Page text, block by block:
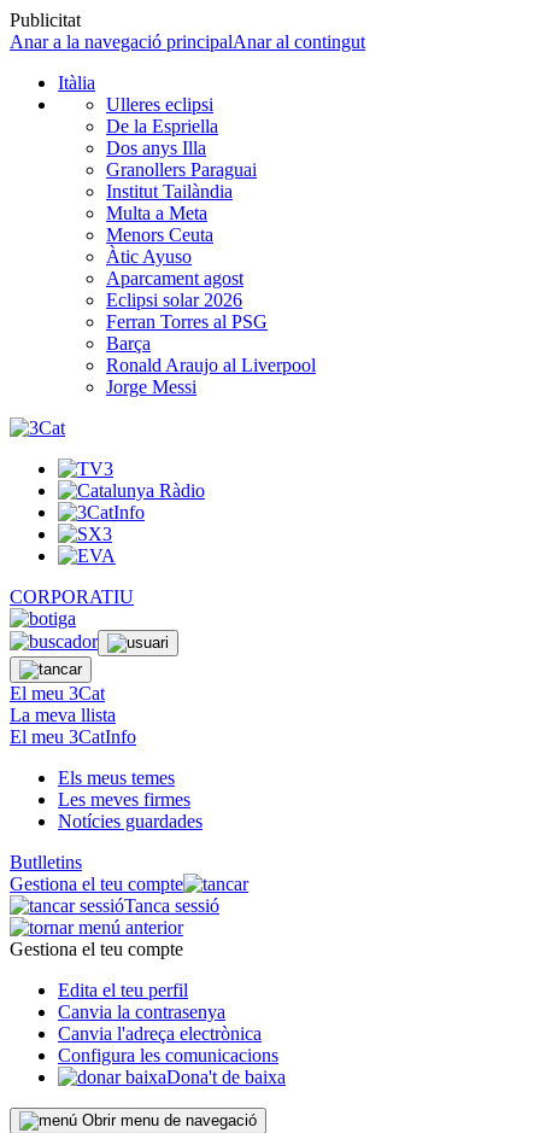
Publicitat
Anar a la navegació principalAnar al contingut
Itàlia
Ulleres eclipsi
De la Espriella
Dos anys Illa
Granollers Paraguai
Institut Tailàndia
Multa a Meta
Menors Ceuta
Àtic Ayuso
Aparcament agost
Eclipsi solar 2026
Ferran Torres al PSG
Barça
Ronald Araujo al Liverpool
Jorge Messi
CORPORATIU
El meu 3Cat
La meva llista
El meu 3CatInfo
Els meus temes
Les meves firmes
Notícies guardades
Butlletins
Gestiona el teu compte
Tanca sessió
Gestiona el teu compte
Edita el teu perfil
Canvia la contrasenya
Canvia l'adreça electrònica
Configura les comunicacions
Dona't de baixa
Obrir menu de navegació